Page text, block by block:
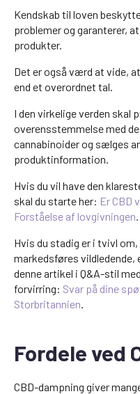
Kendskab til loven
problemer og garanterer,
produkter.
Det er også værd at vide,
end et overordnet tal.
I den virkelige verden skal
overensstemmelse med
cannabinoider og sælges
produktinformation.
Hvis du vil have den
skal du starte her: Er CBD
Forståelse af lovgivningen.
Hvis du stadig er i tvivl
markedsføres vildledende,
denne artikel i Q&A-stil
forvirring: Svar på dine
Storbritannien.
Fordele ved
CBD-dampning giver